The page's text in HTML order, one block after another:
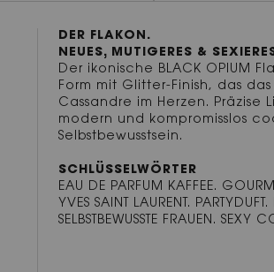
DER FLAKON.
NEUES, MUTIGERES &
Der ikonische BLACK OPIUM
Form mit Glitter-Finish, das
Cassandre im Herzen. Präzise
modern und kompromisslos
Selbstbewusstsein.
SCHLÜSSELWÖRTER
EAU DE PARFUM KAFFEE.
YVES SAINT LAURENT.
SELBSTBEWUSSTE FRAUEN. SEXY